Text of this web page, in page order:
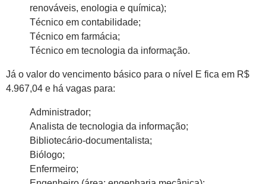
renováveis, enologia e química);
Técnico em contabilidade;
Técnico em farmácia;
Técnico em tecnologia da informação.
Já o valor do vencimento básico para o nível E fica em R$
4.967,04 e há vagas para:
Administrador;
Analista de tecnologia da informação;
Bibliotecário-documentalista;
Biólogo;
Enfermeiro;